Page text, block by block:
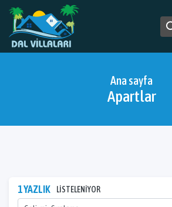
Ana sayfa
Apartlar
1 YAZLIK LİSTELENİYOR